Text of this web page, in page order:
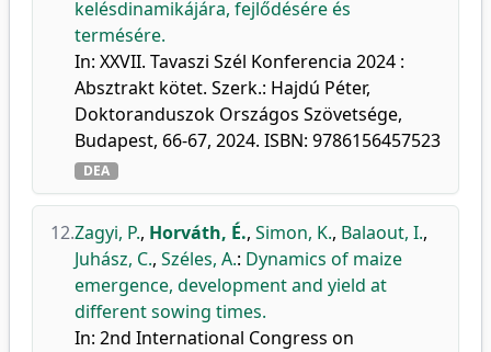
kelésdinamikájára, fejlődésére és
termésére.
In: XXVII. Tavaszi Szél Konferencia 2024 :
Absztrakt kötet. Szerk.: Hajdú Péter,
Doktoranduszok Országos Szövetsége,
Budapest, 66-67, 2024. ISBN: 9786156457523
DEA
12.Zagyi, P., Horváth, É., Simon, K., Balaout, I.,
Juhász, C., Széles, A.: Dynamics of maize
emergence, development and yield at
different sowing times.
In: 2nd International Congress on